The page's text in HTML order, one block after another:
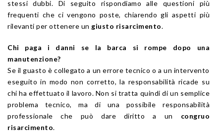
stessi dubbi. Di seguito rispondiamo alle questioni più
frequenti che ci vengono poste, chiarendo gli aspetti più
rilevanti per ottenere un giusto risarcimento.
Chi paga i danni se la barca si rompe dopo una
manutenzione?
Se il guasto è collegato a un errore tecnico o a un intervento
eseguito in modo non corretto, la responsabilità ricade su
chi ha effettuato il lavoro. Non si tratta quindi di un semplice
problema tecnico, ma di una possibile responsabilità
professionale che può dare diritto a un congruo
risarcimento.